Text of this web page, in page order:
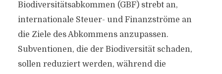
Biodiversitätsabkommen (GBF) strebt an,
internationale Steuer- und Finanzströme an
die Ziele des Abkommens anzupassen.
Subventionen, die der Biodiversität schaden,
sollen reduziert werden, während die